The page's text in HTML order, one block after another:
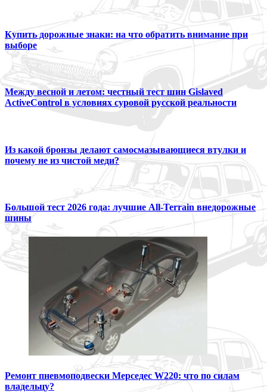
Купить дорожные знаки: на что обратить внимание при
выборе
Между весной и летом: честный тест шин Gislaved
ActiveControl в условиях суровой русской реальности
Из какой бронзы делают самосмазывающиеся втулки и
почему не из чистой меди?
Большой тест 2026 года: лучшие All-Terrain внедорожные
шины
Ремонт пневмоподвески Мерседес W220: что по силам
владельцу?